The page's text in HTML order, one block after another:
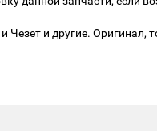
и другие. Оригинал,